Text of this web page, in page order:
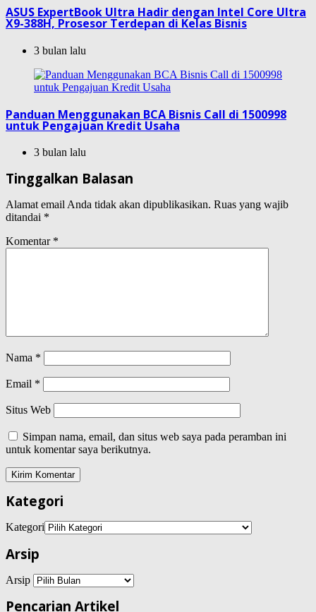
ASUS ExpertBook Ultra Hadir dengan Intel Core Ultra
X9-388H, Prosesor Terdepan di Kelas Bisnis
3 bulan lalu
Panduan Menggunakan BCA Bisnis Call di 1500998
untuk Pengajuan Kredit Usaha
3 bulan lalu
Tinggalkan Balasan
Alamat email Anda tidak akan dipublikasikan. Ruas yang wajib
ditandai *
Komentar *
Nama *
Email *
Situs Web
Simpan nama, email, dan situs web saya pada peramban ini
untuk komentar saya berikutnya.
Kategori
Kategori
Arsip
Arsip
Pencarian Artikel